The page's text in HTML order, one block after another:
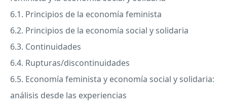
6.1. Principios de la economía feminista
6.2. Principios de la economía social y solidaria
6.3. Continuidades
6.4. Rupturas/discontinuidades
6.5. Economía feminista y economía social y solidaria:
análisis desde las experiencias